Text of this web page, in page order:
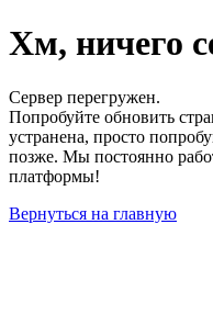
Хм, ничего
Сервер перегружен.
Попробуйте обновить
устранена, просто
позже. Мы постоянно
платформы!
Вернуться на главную